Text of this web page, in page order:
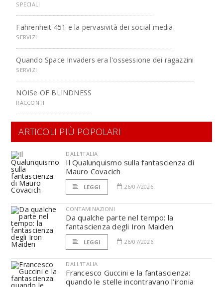
SPECIALI
Fahrenheit 451 e la pervasività dei social media
SERVIZI
Quando Space Invaders era l'ossessione dei ragazzini
SERVIZI
NOISe OF BLINDNESS
RACCONTI
ARTICOLI PIÙ POPOLARI
DALL'ITALIA
Il Qualunquismo sulla fantascienza di
Mauro Covacich
LEGGI 26/07/2026
CONTAMINAZIONI
Da qualche parte nel tempo: la
fantascienza degli Iron Maiden
LEGGI 26/07/2026
DALL'ITALIA
Francesco Guccini e la fantascienza:
quando le stelle incontravano l’ironia